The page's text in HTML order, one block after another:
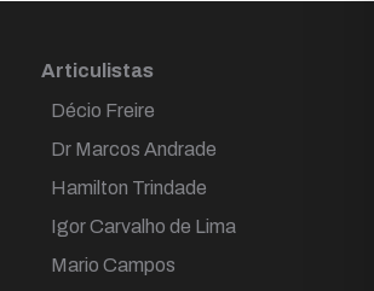
Articulistas
Décio Freire
Dr Marcos Andrade
Hamilton Trindade
Igor Carvalho de Lima
Mario Campos